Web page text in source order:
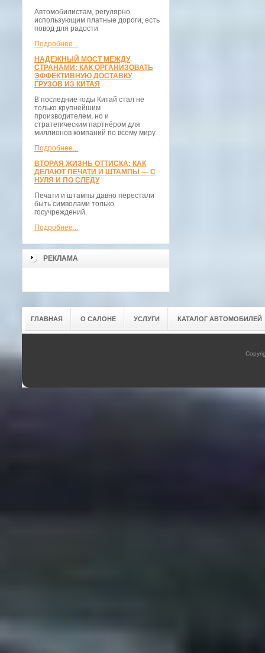
Автомобилистам, регулярно
использующим платные дороги, есть
повод для радости
Подробнее...
НАДЕЖНЫЙ МОСТ МЕЖДУ
СТРАНАМИ: КАК ОРГАНИЗОВАТЬ
ЭФФЕКТИВНУЮ ДОСТАВКУ
ГРУЗОВ ИЗ КИТАЯ
В последние годы Китай стал не
только крупнейшим
производителем, но и
стратегическим партнёром для
миллионов компаний по всему миру.
Подробнее...
ВТОРАЯ ЖИЗНЬ ОТТИСКА: КАК
ДЕЛАЮТ ПЕЧАТИ И ШТАМПЫ — С
НУЛЯ И ПО СЛЕДУ
Печати и штампы давно перестали
быть символами только
госучреждений.
Подробнее...
РЕКЛАМА
ГЛАВНАЯ О САЛОНЕ УСЛУГИ КАТАЛОГ АВТОМОБИЛЕЙ